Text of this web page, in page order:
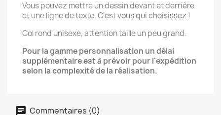
Vous pouvez mettre un dessin devant et derrière
et une ligne de texte. C'est vous qui choisissez !
Col rond unisexe, attention taille un peu grand.
Pour la gamme personnalisation un délai
supplémentaire est à prévoir pour l'expédition
selon la complexité de la réalisation.
Commentaires (0)